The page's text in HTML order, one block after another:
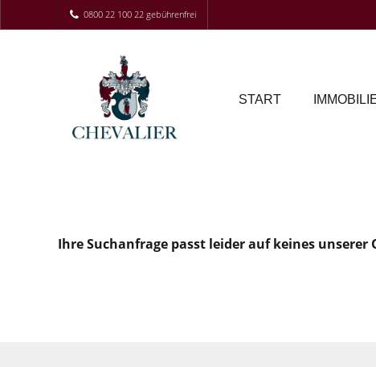
0800 22 100 22 gebührenfrei
START
Ihre Suchanfrage passt leider auf keines unserer